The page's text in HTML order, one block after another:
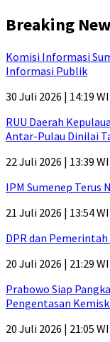
Breaking
Komisi Informasi
Informasi Publik
30 Juli 2026 | 14:19
RUU Daerah
Antar-Pulau Dinilai
22 Juli 2026 | 13:39
IPM Sumenep Terus
21 Juli 2026 | 13:54
DPR dan
20 Juli 2026 | 21:29
Prabowo Siap
Pengentasan
20 Juli 2026 | 21:05